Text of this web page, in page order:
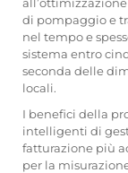
di pompaggio e
nel tempo e
sistema entro
seconda delle
locali.
I benefici della
intelligenti di
fatturazione più
per la